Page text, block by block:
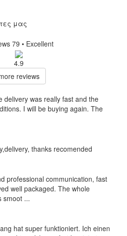
μας
79 • Excellent
4.9
reviews
delivery was really fast and the
I will be buying again. The
thanks recomended
professional communication, fast
well packaged. The whole
smoot ...
hat super funktioniert. Ich einen